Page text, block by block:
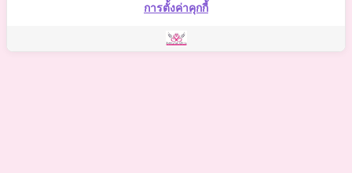
2021 Somchai Clinic. All Rights Reserved. Powered by
การตั้งค่าคุกกี้